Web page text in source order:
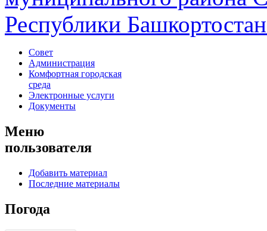
Республики
Совет
Администрация
Комфортная городская
среда
Электронные услуги
Документы
Меню
пользователя
Добавить материал
Последние материалы
Погода